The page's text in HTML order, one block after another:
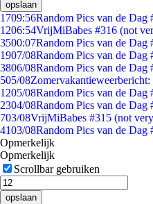
opslaan
1709:56Random Pics van de Dag
1206:54VrijMiBabes #316 (not
3500:07Random Pics van de Dag
1907/08Random Pics van de Dag
3806/08Random Pics van de Dag
505/08Zomervakantieweerbericht:
1205/08Random Pics van de Dag
2304/08Random Pics van de Dag
703/08VrijMiBabes #315 (not
4103/08Random Pics van de Dag
Opmerkelijk
Opmerkelijk
Scrollbar gebruiken
opslaan